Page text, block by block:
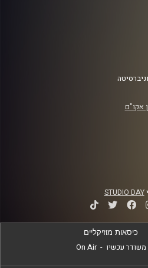
אקו"ם
STUDIO DAY
כיסאות מוזיקליים
משודר עכשיו -
On Air